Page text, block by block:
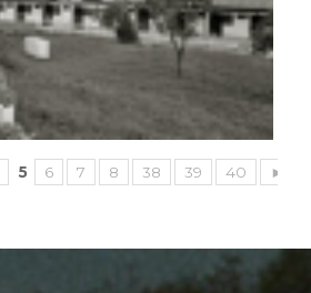
5 6 7 8 38 39 40 ►